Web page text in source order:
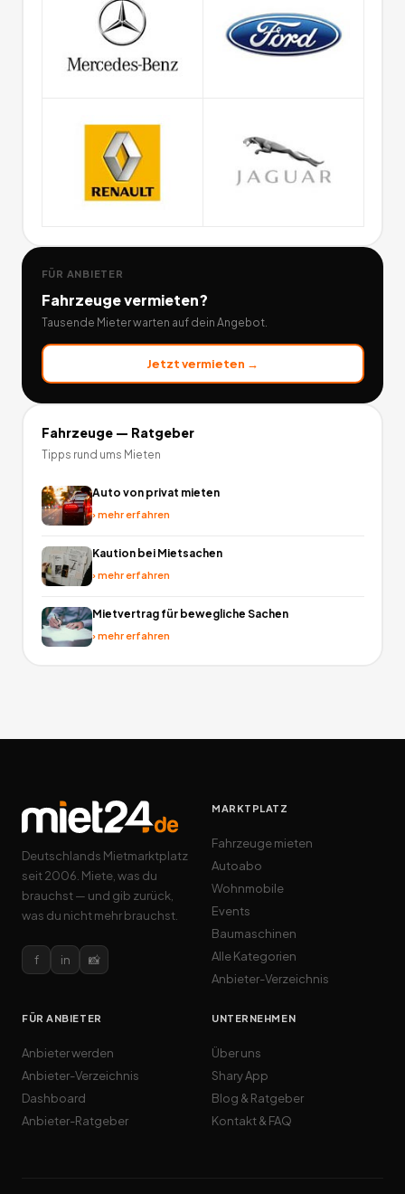
FÜR ANBIETER
Fahrzeugevermieten?
Tausende Mieter warten auf dein Angebot.
Jetzt vermieten →
Fahrzeuge— Ratgeber
Tipps rund ums Mieten
Auto von privat mieten
›mehr erfahren
Kaution bei Mietsachen
›mehr erfahren
Mietvertrag für bewegliche Sachen
›mehr erfahren
Deutschlands Mietmarktplatz
seit 2006. Miete, was du
brauchst — und gib zurück,
was du nicht mehr brauchst.
f in 📸
MARKTPLATZ
Fahrzeuge mieten
Autoabo
Wohnmobile
Events
Baumaschinen
Alle Kategorien
Anbieter-Verzeichnis
FÜR ANBIETER
Anbieter werden
Anbieter-Verzeichnis
Dashboard
Anbieter-Ratgeber
UNTERNEHMEN
Über uns
Shary App
Blog & Ratgeber
Kontakt & FAQ